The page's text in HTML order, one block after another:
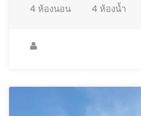
4 ห้องนอน 4 ห้องน้ำ